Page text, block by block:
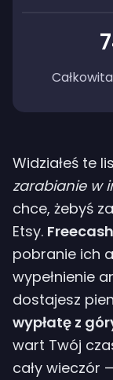
Widziałeś te
zarabianie w
chce, żebyś
Etsy.
pobranie ich
wypełnienie
dostajesz
wypłatę z
wart Twój
cały wieczór